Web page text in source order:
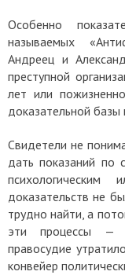
Особенно
называемых
Андреец и
преступной
лет или
доказательной базы
Свидетели не
дать показаний по
психологическим
доказательств не
трудно найти, а
эти процессы —
правосудие
конвейер